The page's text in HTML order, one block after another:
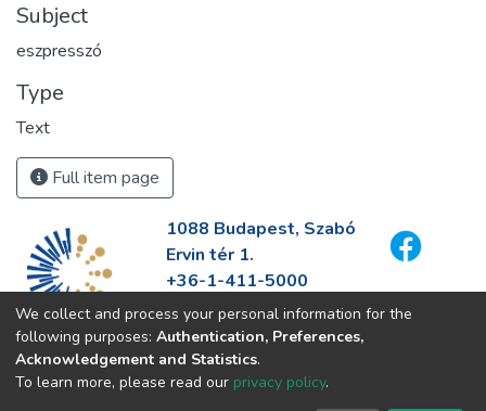
Subject
eszpresszó
Type
Text
Full item page
1088 Budapest, Szabó
Ervin tér 1.
+36-1-411-5000
info@fszek.hu
https://fszek.hu
We collect and process your personal information for the
following purposes: Authentication, Preferences,
Acknowledgement and Statistics.
To learn more, please read our privacy policy.